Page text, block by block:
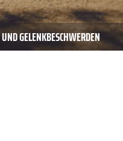
GELENKBESCHWERDEN